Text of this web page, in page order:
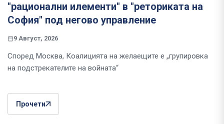
"рационални илементи" в "реториката на
София" под негово управление
9 Август, 2026
Според Москва, Коалицията на желаещите е „групировка
на подстрекателите на войната“
Прочети